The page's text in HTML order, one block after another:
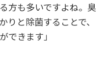
方も多いですよね。臭
りと除菌することで、
できます」